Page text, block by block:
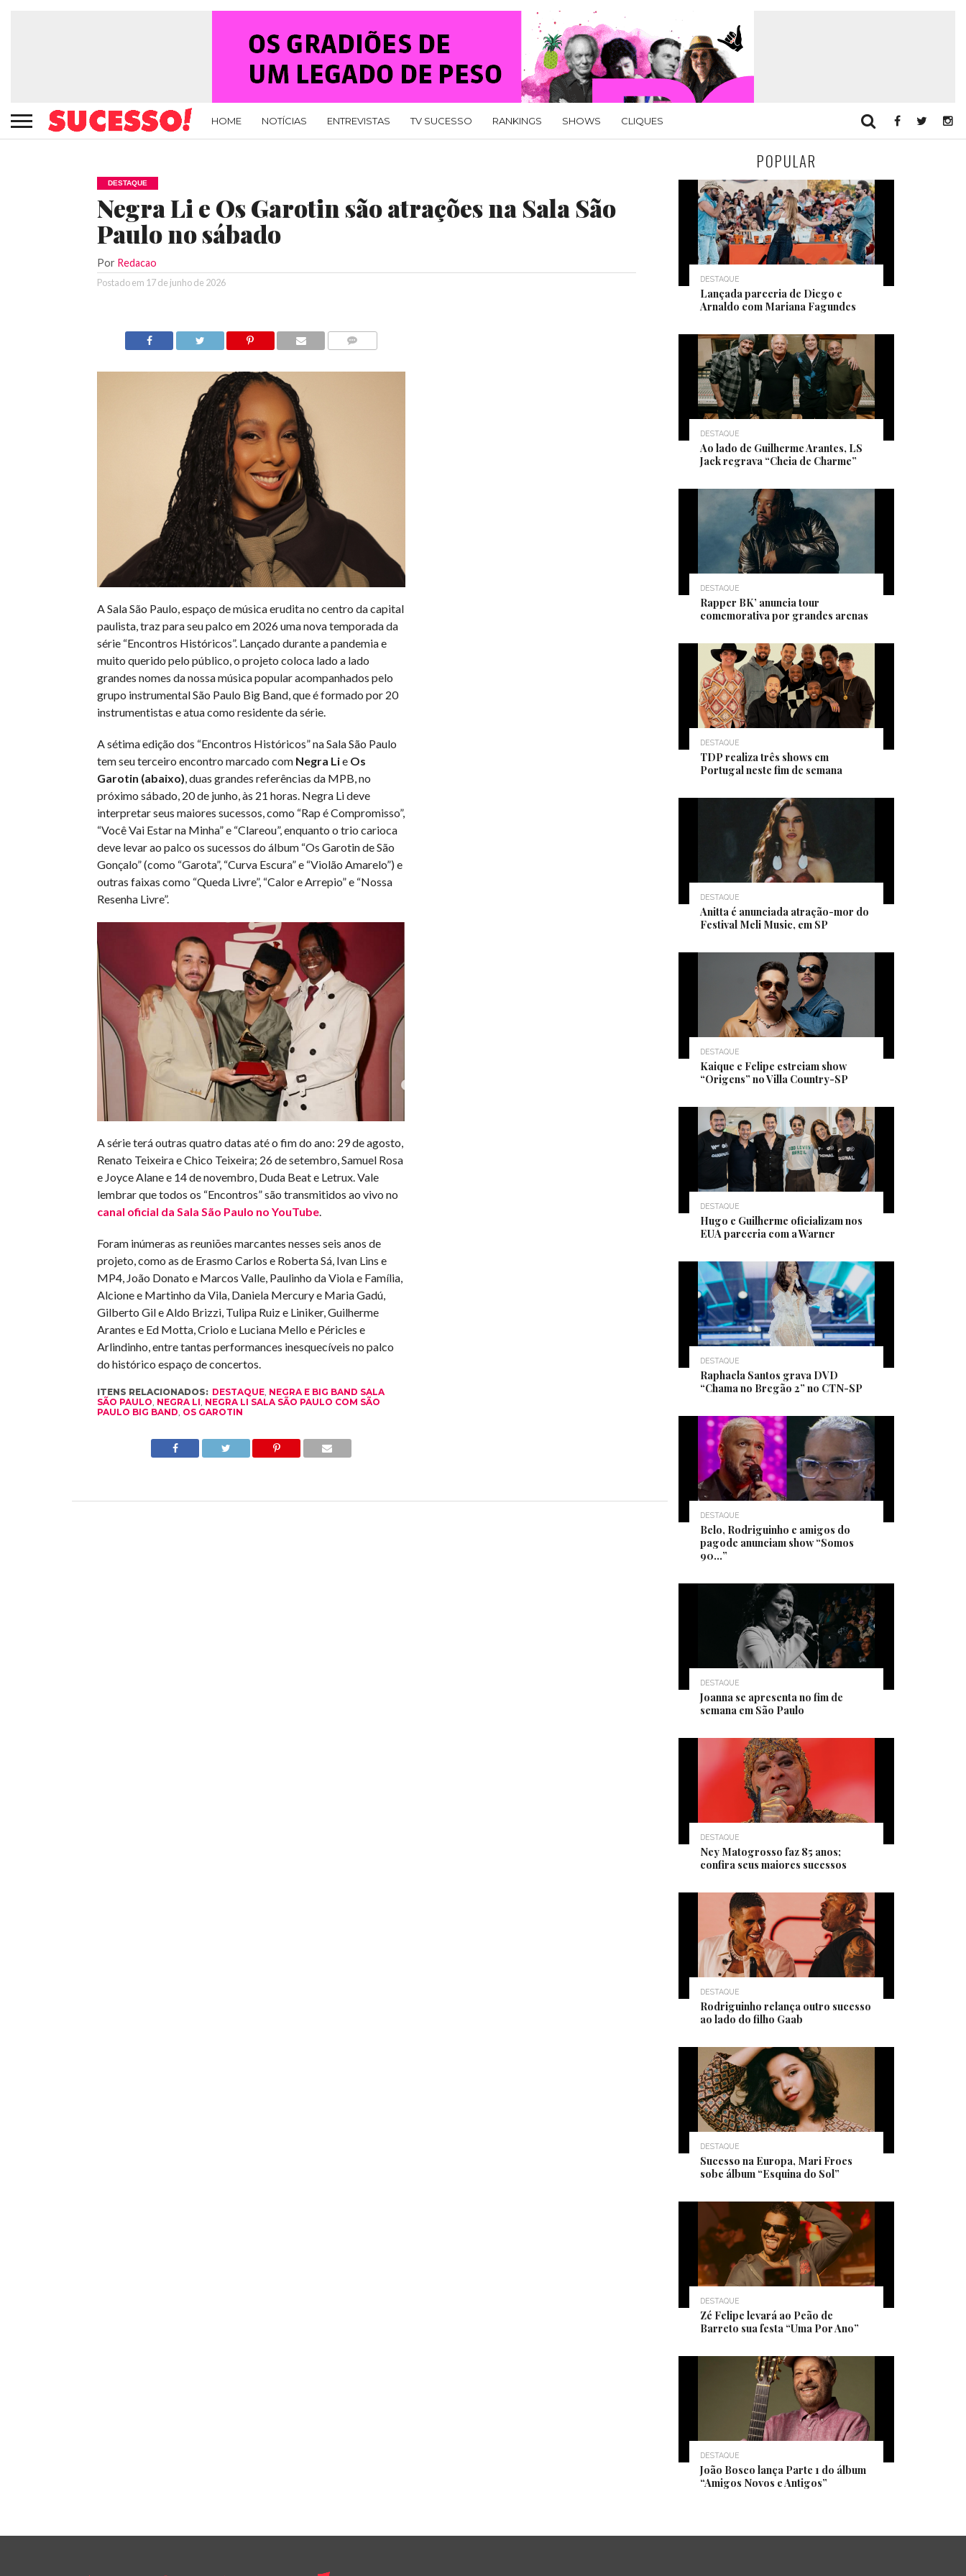
HOME NOTÍCIAS ENTREVISTAS TV SUCESSO RANKINGS SHOWS CLIQUES
DESTAQUE
Negra Li e Os Garotin são atrações na Sala São
Paulo no sábado
Por Redacao
Postado em 17 de junho de 2026
A Sala São Paulo, espaço de música erudita no centro da capital
paulista, traz para seu palco em 2026 uma nova temporada da
série “Encontros Históricos”. Lançado durante a pandemia e
muito querido pelo público, o projeto coloca lado a lado
grandes nomes da nossa música popular acompanhados pelo
grupo instrumental São Paulo Big Band, que é formado por 20
instrumentistas e atua como residente da série.
A sétima edição dos “Encontros Históricos” na Sala São Paulo
tem seu terceiro encontro marcado com Negra Lie Os
Garotin (abaixo), duas grandes referências da MPB, no
próximo sábado, 20 de junho, às 21 horas. Negra Li deve
interpretar seus maiores sucessos, como “Rap é Compromisso”,
“Você Vai Estar na Minha” e “Clareou”, enquanto o trio carioca
deve levar ao palco os sucessos do álbum “Os Garotin de São
Gonçalo” (como “Garota”, “Curva Escura” e “Violão Amarelo”) e
outras faixas como “Queda Livre”, “Calor e Arrepio” e “Nossa
Resenha Livre”.
A série terá outras quatro datas até o fim do ano: 29 de agosto,
Renato Teixeira e Chico Teixeira; 26 de setembro, Samuel Rosa
e Joyce Alane e 14 de novembro, Duda Beat e Letrux. Vale
lembrar que todos os “Encontros” são transmitidos ao vivo no
canal oficial da Sala São Paulo no YouTube.
Foram inúmeras as reuniões marcantes nesses seis anos de
projeto, como as de Erasmo Carlos e Roberta Sá, Ivan Lins e
MP4, João Donato e Marcos Valle, Paulinho da Viola e Família,
Alcione e Martinho da Vila, Daniela Mercury e Maria Gadú,
Gilberto Gil e Aldo Brizzi, Tulipa Ruiz e Liniker, Guilherme
Arantes e Ed Motta, Criolo e Luciana Mello e Péricles e
Arlindinho, entre tantas performances inesquecíveis no palco
do histórico espaço de concertos.
ITENS RELACIONADOS: DESTAQUE, NEGRA E BIG BAND SALA
SÃO PAULO NEGRA LI NEGRA LI SALA SÃO PAULO COM SÃO
PAULO BIG BAND OS GAROTIN
POPULAR
DESTAQUE
Lançada parceria de Diego e
Arnaldo com Mariana Fagundes
DESTAQUE
Ao lado de Guilherme Arantes, LS
Jack regrava “Cheia de Charme”
DESTAQUE
Rapper BK’ anuncia tour
comemorativa por grandes arenas
DESTAQUE
TDP realiza três shows em
Portugal neste fim de semana
DESTAQUE
Anitta é anunciada atração-mor do
Festival Meli Music, em SP
DESTAQUE
Kaique e Felipe estreiam show
“Origens” no Villa Country-SP
DESTAQUE
Hugo e Guilherme oficializam nos
EUA parceria com a Warner
DESTAQUE
Raphaela Santos grava DVD
“Chama no Bregão 2” no CTN-SP
DESTAQUE
Belo, Rodriguinho e amigos do
pagode anunciam show “Somos
90…”
DESTAQUE
Joanna se apresenta no fim de
semana em São Paulo
DESTAQUE
Ney Matogrosso faz 85 anos;
confira seus maiores sucessos
DESTAQUE
Rodriguinho relança outro sucesso
ao lado do filho Gaab
DESTAQUE
Sucesso na Europa, Mari Froes
sobe álbum “Esquina do Sol”
DESTAQUE
Zé Felipe levará ao Peão de
Barreto sua festa “Uma Por Ano”
DESTAQUE
João Bosco lança Parte 1 do álbum
“Amigos Novos e Antigos”